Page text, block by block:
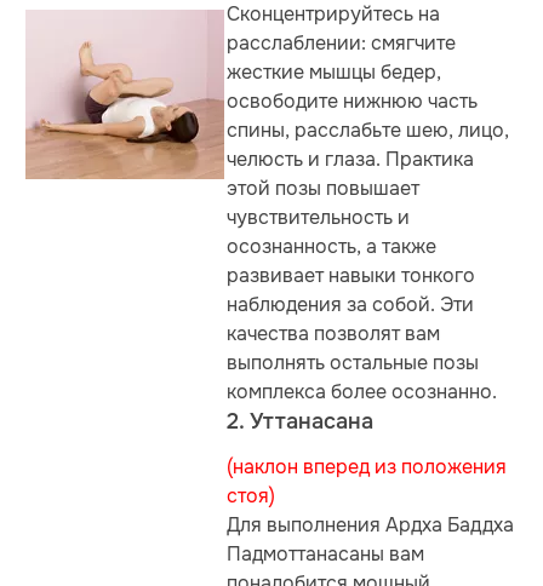
Сконцентрируйтесь на
расслаблении: смягчите
жесткие мышцы бедер,
освободите нижнюю часть
спины, расслабьте шею, лицо,
челюсть и глаза. Практика
этой позы повышает
чувствительность и
осознанность, а также
развивает навыки тонкого
наблюдения за собой. Эти
качества позволят вам
выполнять остальные позы
комплекса более осознанно.
2. Уттанасана
(наклон вперед из положения
стоя)
Для выполнения Ардха Баддха
Падмоттанасаны вам